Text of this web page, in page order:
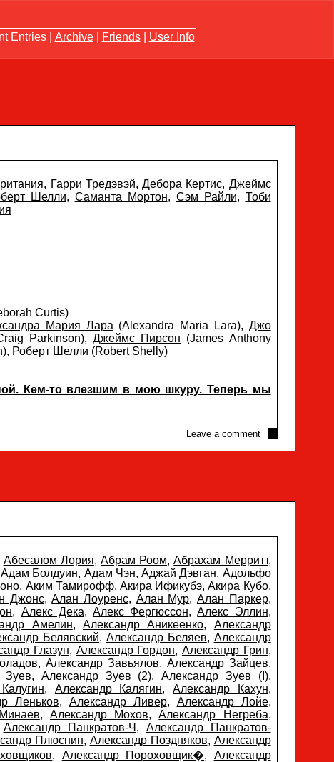
Entries | Archive| Friends| User Info
, Гарри Тредэвэй, Дебора Кертис, Джеймс
Шелли, Саманта Мортон, Сэм Райли, Тоби
Curtis)
Мария Лара (Alexandra Maria Lara), Джо
Parkinson),Джеймс Пирсон (James Anthony
Роберт Шелли (Robert Shelly)
Кем-то влезшим в мою шкуру. Теперь мы
Leave a comment
Абесалом Лория, Абрам Роом,Абрахам Мерритт,
Адам Болдуин, Адам Чэн, Аджай Дэвган, Адольфо
, Аким Тамирофф, Акира Ификубэ,Акира Кубо,
Джонс,Алан Лоуренс, Алан Мур, Алан Паркер,
, Алекс Дека, Алекс Фергюссон,Алекс Эллин,
Амелин, Александр Аникеенко, Александр
Белявский, Александр Беляев, Александр
Глазун, Александр Гордон, Александр Грин,
,Александр Завьялов, Александр Зайцев,
Зуев, Александр Зуев (2),Александр Зуев (I),
, Александр Калягин, Александр Кахун,
Леньков, Александр Ливер, Александр Лойе,
, Александр Мохов,Александр Негреба,
Александр Панкратов-Ч , Александр Панкратов-
Плюснин, Александр Поздняков, Александр
, Александр Пороховщик�, Александр